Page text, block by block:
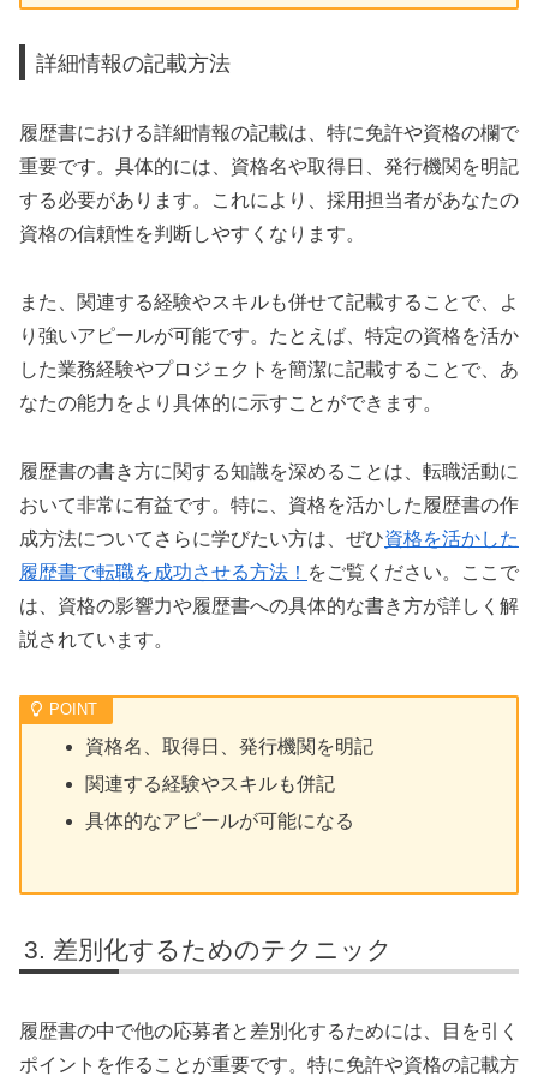
詳細情報の記載方法
履歴書における詳細情報の記載は、特に免許や資格の欄で
重要です。具体的には、資格名や取得日、発行機関を明記
する必要があります。これにより、採用担当者があなたの
資格の信頼性を判断しやすくなります。
また、関連する経験やスキルも併せて記載することで、よ
り強いアピールが可能です。たとえば、特定の資格を活か
した業務経験やプロジェクトを簡潔に記載することで、あ
なたの能力をより具体的に示すことができます。
履歴書の書き方に関する知識を深めることは、転職活動に
おいて非常に有益です。特に、資格を活かした履歴書の作
成方法についてさらに学びたい方は、ぜひ資格を活かした
履歴書で転職を成功させる方法！ をご覧ください。ここで
は、資格の影響力や履歴書への具体的な書き方が詳しく解
説されています。
資格名、取得日、発行機関を明記
関連する経験やスキルも併記
具体的なアピールが可能になる
差別化するためのテクニック
履歴書の中で他の応募者と差別化するためには、目を引く
ポイントを作ることが重要です。特に免許や資格の記載方